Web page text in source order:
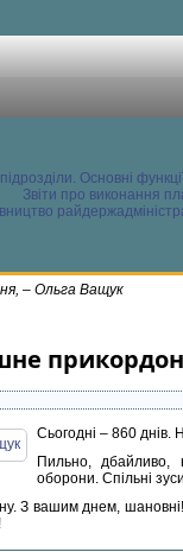
Основні
Звіти про виконання
– Ольга Ващук
Сьогодні – 860 днів.
Пильно, дбайливо,
оборони. Спільні
З вашим днем,